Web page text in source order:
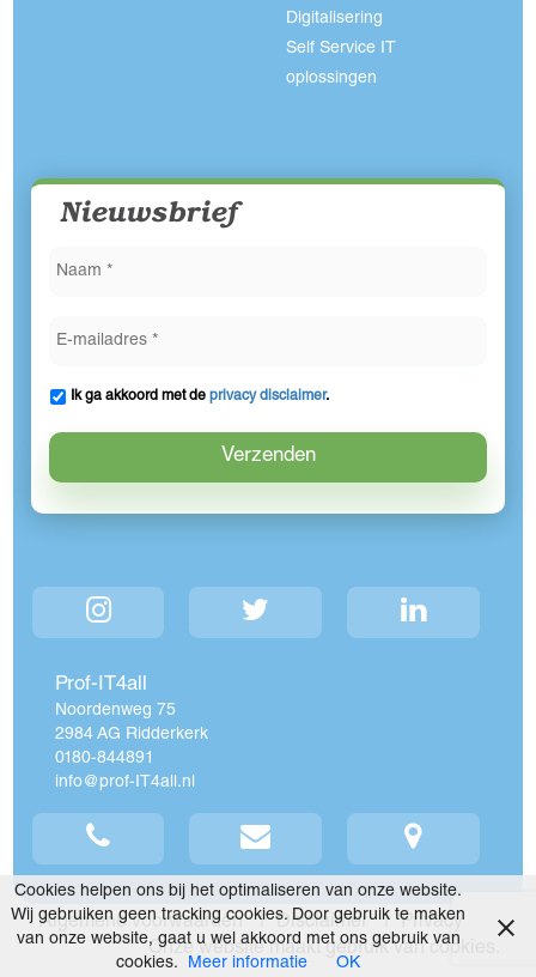
Digitalisering
Self Service IT
oplossingen
Nieuwsbrief
Ik ga akkoord met de privacy disclaimer.
Prof-IT4all
Noordenweg 75
2984 AG Ridderkerk
0180-844891
info
prof-IT4all nl
Algemene voorwaarden Disclaimer
Privacy
Onze website maakt gebruik van cookies.
Cookies helpen ons bij het optimaliseren van onze website.
Wij gebruiken geen tracking cookies. Door gebruik te maken
van onze website, gaat u wel akkoord met ons gebruik van
cookies.
Meer informatie OK